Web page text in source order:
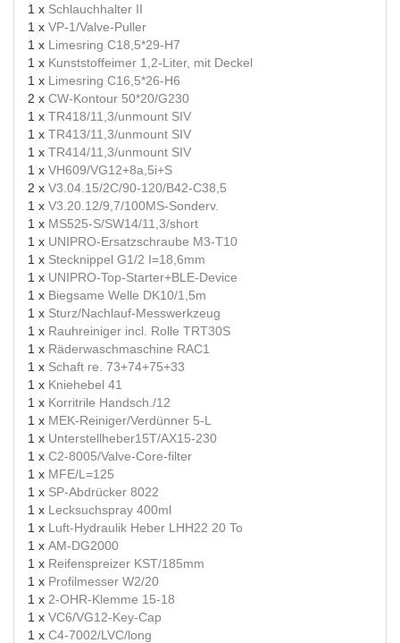
1 x Schlauchhalter II
1 x VP-1/Valve-Puller
1 x Limesring C18,5*29-H7
1 x Kunststoffeimer 1,2-Liter, mit Deckel
1 x Limesring C16,5*26-H6
2 x CW-Kontour 50*20/G230
1 x TR418/11,3/unmount SIV
1 x TR413/11,3/unmount SIV
1 x TR414/11,3/unmount SIV
1 x VH609/VG12+8a,5i+S
2 x V3.04.15/2C/90-120/B42-C38,5
1 x V3.20.12/9,7/100MS-Sonderv.
1 x MS525-S/SW14/11,3/short
1 x UNIPRO-Ersatzschraube M3-T10
1 x Stecknippel G1/2 I=18,6mm
1 x UNIPRO-Top-Starter+BLE-Device
1 x Biegsame Welle DK10/1,5m
1 x Sturz/Nachlauf-Messwerkzeug
1 x Rauhreiniger incl. Rolle TRT30S
1 x Räderwaschmaschine RAC1
1 x Schaft re. 73+74+75+33
1 x Kniehebel 41
1 x Korritrile Handsch./12
1 x MEK-Reiniger/Verdünner 5-L
1 x Unterstellheber15T/AX15-230
1 x C2-8005/Valve-Core-filter
1 x MFE/L=125
1 x SP-Abdrücker 8022
1 x Lecksuchspray 400ml
1 x Luft-Hydraulik Heber LHH22 20 To
1 x AM-DG2000
1 x Reifenspreizer KST/185mm
1 x Profilmesser W2/20
1 x 2-OHR-Klemme 15-18
1 x VC6/VG12-Key-Cap
1 x C4-7002/LVC/long